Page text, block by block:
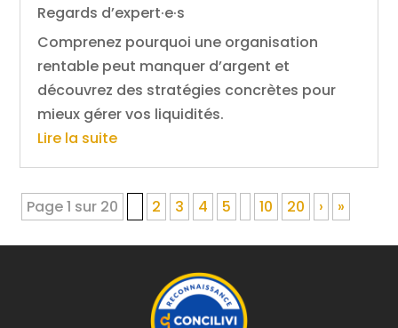
Regards d’expert·e·s
Comprenez pourquoi une organisation
rentable peut manquer d’argent et
découvrez des stratégies concrètes pour
mieux gérer vos liquidités.
Lire la suite
Page 1 sur 20 2 3 4 5 10 20 › »